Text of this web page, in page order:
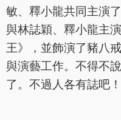
敏、釋小龍共同主演
與林誌穎、釋小龍主
王》，並飾演了豬八
與演藝工作。不得不
了。不過人各有誌吧！